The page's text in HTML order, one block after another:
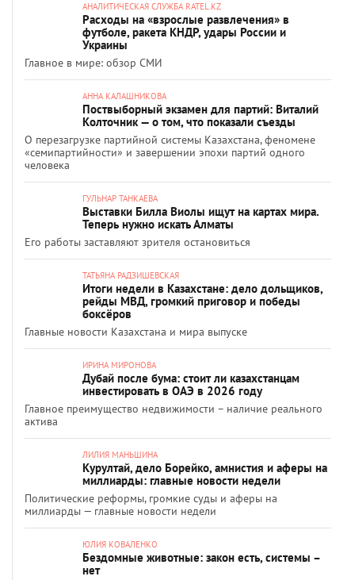
АНАЛИТИЧЕСКАЯ СЛУЖБА RATEL.KZ
Расходы на «взрослые развлечения» в
футболе, ракета КНДР, удары России и
Украины
Главное в мире: обзор СМИ
АННА КАЛАШНИКОВА
Поствыборный экзамен для партий: Виталий
Колточник — о том, что показали съезды
О перезагрузке партийной системы Казахстана, феномене
«семипартийности» и завершении эпохи партий одного
человека
ГУЛЬНАР ТАНКАЕВА
Выставки Билла Виолы ищут на картах мира.
Теперь нужно искать Алматы
Его работы заставляют зрителя остановиться
ТАТЬЯНА РАДЗИШЕВСКАЯ
Итоги недели в Казахстане: дело дольщиков,
рейды МВД, громкий приговор и победы
боксёров
Главные новости Казахстана и мира выпуске
ИРИНА МИРОНОВА
Дубай после бума: стоит ли казахстанцам
инвестировать в ОАЭ в 2026 году
Главное преимущество недвижимости – наличие реального
актива
ЛИЛИЯ МАНЬШИНА
Курултай, дело Борейко, амнистия и аферы на
миллиарды: главные новости недели
Политические реформы, громкие суды и аферы на
миллиарды — главные новости недели
ЮЛИЯ КОВАЛЕНКО
Бездомные животные: закон есть, системы –
нет